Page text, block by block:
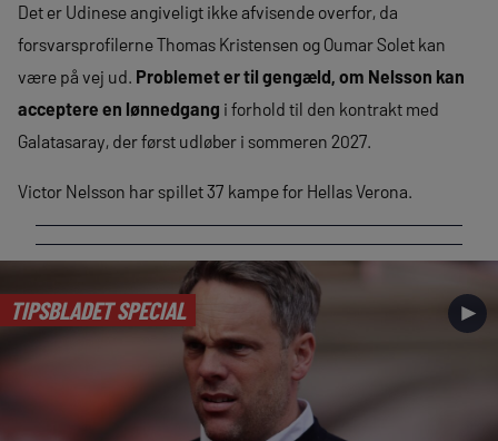
Det er Udinese angiveligt ikke afvisende overfor, da
forsvarsprofilerne Thomas Kristensen og Oumar Solet kan
være på vej ud. Problemet er til gengæld, om Nelsson kan
acceptere en lønnedgang i forhold til den kontrakt med
Galatasaray, der først udløber i sommeren 2027.
Victor Nelsson har spillet 37 kampe for Hellas Verona.
TIPSBLADET SPECIAL ►